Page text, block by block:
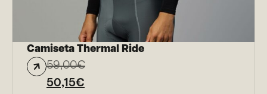
Camiseta Thermal Ride
59,00€
50,15€